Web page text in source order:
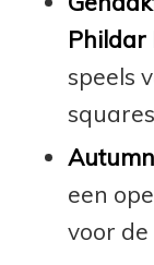
Phildar
speels
een
voor de